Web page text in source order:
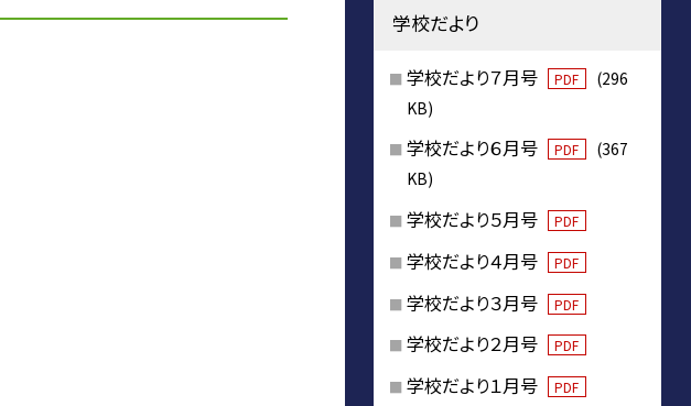
学校だより
学校だより７月号 PDF
(296
KB)
学校だより６月号 PDF
(367
KB)
学校だより５月号 PDF
学校だより４月号 PDF
学校だより３月号 PDF
学校だより２月号 PDF
学校だより１月号 PDF